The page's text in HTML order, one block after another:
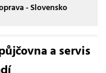
- Slovensko
a servis